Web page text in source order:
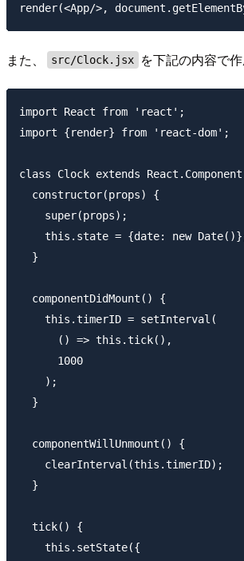
また、 src/Clock.jsx を下記の内容で作
import React from 'react';
import {render} from 'react-dom';
class Clock extends
  constructor(props) {
    super(props);
this.state = {date: new
  }
  componentDidMount() {
    this.timerID = setInterval(
      () => this.tick(),
      1000
    );
  }
  componentWillUnmount() {
    clearInterval(this.timerID);
  }
  tick() {
    this.setState({